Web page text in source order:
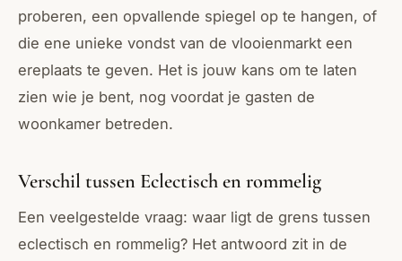
proberen, een opvallende spiegel op te hangen, of
die ene unieke vondst van de vlooienmarkt een
ereplaats te geven. Het is jouw kans om te laten
zien wie je bent, nog voordat je gasten de
woonkamer betreden.
Verschil tussen Eclectisch en rommelig
Een veelgestelde vraag: waar ligt de grens tussen
eclectisch en rommelig? Het antwoord zit in de